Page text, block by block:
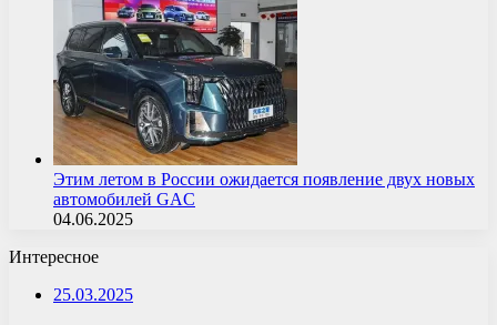
Этим летом в России ожидается появление двух новых
автомобилей GAC
04.06.2025
Интересное
25.03.2025